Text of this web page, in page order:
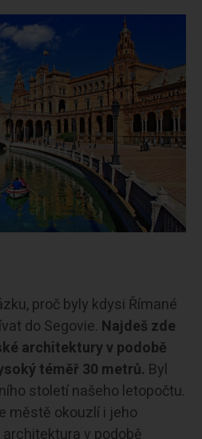
proč byly kdysi Římané
do Segovie. Najdeš zde
architektury v podobě
téměř 30 metrů. Byl
století našeho letopočtu.
městě okouzlí i jeho